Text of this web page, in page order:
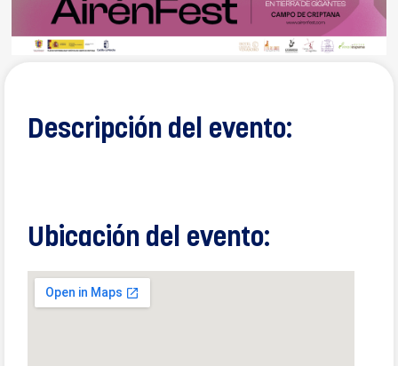
Descripción del evento:
Ubicación del evento: